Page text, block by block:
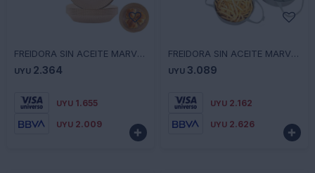
FREIDORA SIN ACEITE MARVO HAF-031+B/PAPEL - BLANCO
UYU 2.364
UYU 1.655
UYU 2.009

FREIDORA SIN ACEITE MARVO HAF-106+SARTEN - NEGRO
UYU 3.089
UYU 2.162
UYU 2.626
